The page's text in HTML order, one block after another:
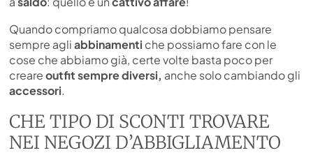
Quando compriamo qualcosa dobbiamo pensare
sempre agliabbinamenti che possiamo fare con le
cose che abbiamo già, certe volte basta poco per
creareoutfit sempre diversi, anche solo cambiando gli
accessori.
CHE TIPO DI SCONTI TROVARE
NEI NEGOZI D’ABBIGLIAMENTO